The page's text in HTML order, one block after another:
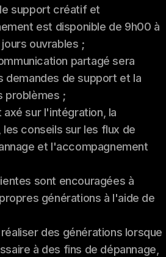
support créatif et
est disponible de 9h00 à
ouvrables ;
partagé sera
demandes de support et la
problèmes ;
sur l'intégration, la
conseils sur les flux de
et l'accompagnement
sont encouragées à
générations à l'aide de
des générations lorsque
à des fins de dépannage,